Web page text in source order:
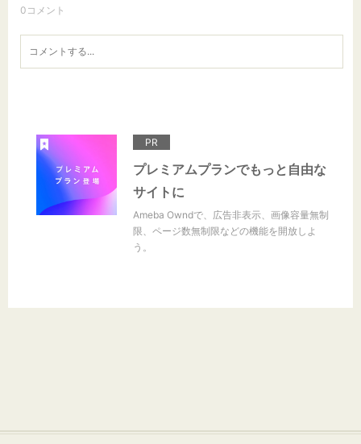
0 コメント
PR
プレミアムプランでもっと自由な
サイトに
Ameba Owndで、広告非表示、画像容量無制
限、ページ数無制限などの機能を開放しよ
う。